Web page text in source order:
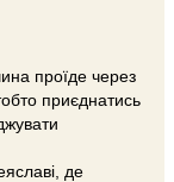
проїде через
приєднатись
де